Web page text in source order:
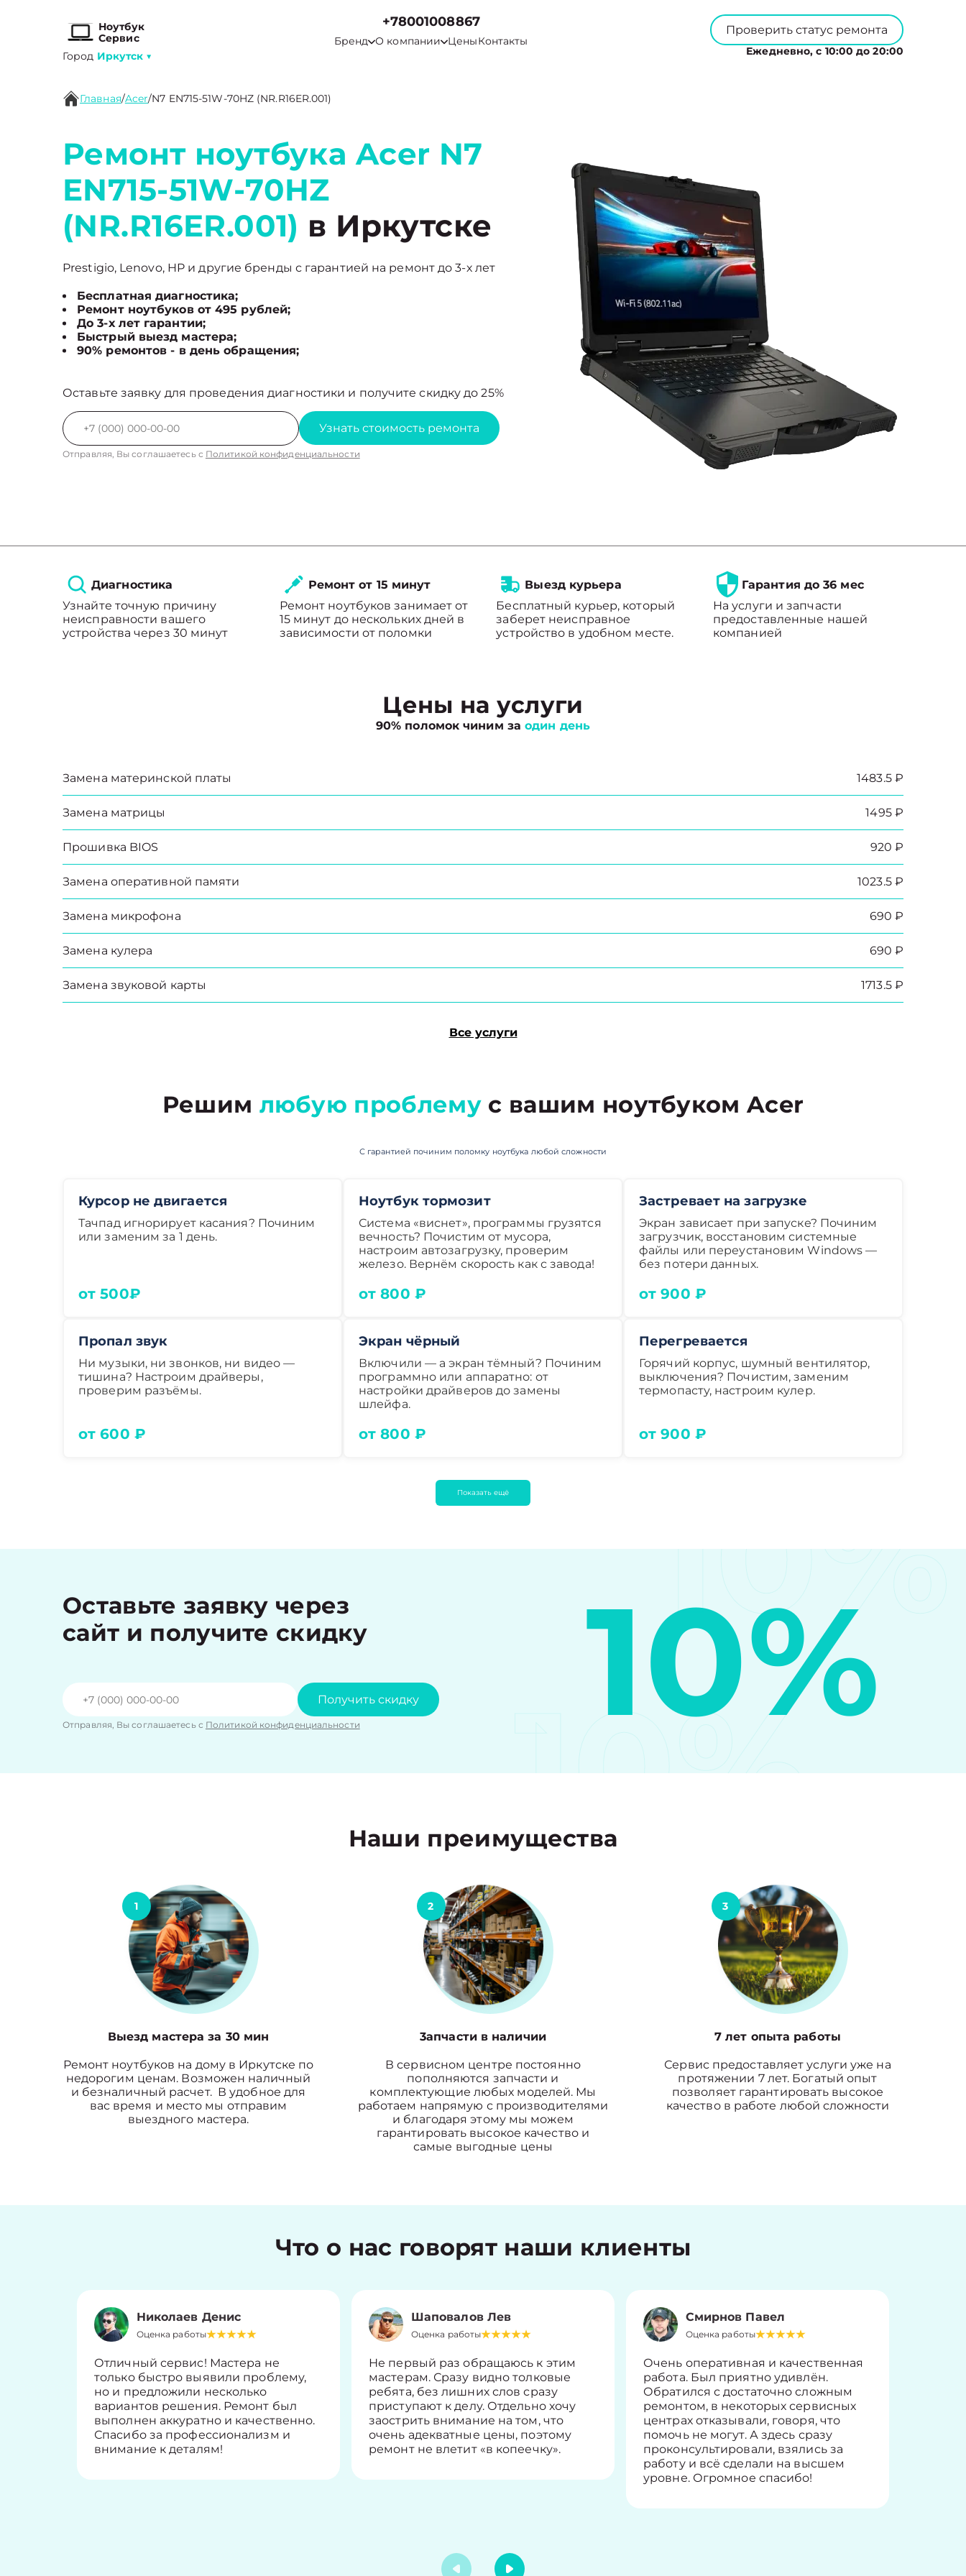
Ноутбук
Сервис
Город Иркутск ▼
+78001008867
Бренд О компании ЦеныКонтакты
Проверить статус ремонта
Ежедневно, с 10:00 до 20:00
Главная/Acer/N7 EN715-51W-70HZ (NR.R16ER.001)
Ремонт ноутбука Acer N7
EN715-51W-70HZ
(NR.R16ER.001) в Иркутске
Prestigio, Lenovo, HP и другие бренды с гарантией на ремонт до 3-х лет
Бесплатная диагностика;
Ремонт ноутбуков от 495 рублей;
До 3-х лет гарантии;
Быстрый выезд мастера;
90% ремонтов - в день обращения;
Оставьте заявку для проведения диагностики и получите скидку до 25%
Узнать стоимость ремонта
Отправляя, Вы соглашаетесь с Политикой конфиденциальности
Диагностика
Узнайте точную причину
неисправности вашего
устройства через 30 минут
Ремонт от 15 минут
Ремонт ноутбуков занимает от
15 минут до нескольких дней в
зависимости от поломки
Выезд курьера
Бесплатный курьер, который
заберет неисправное
устройство в удобном месте.
Гарантия до 36 мес
На услуги и запчасти
предоставленные нашей
компанией
Цены на услуги
90% поломок чиним заодин день
Замена материнской платы 1483.5 ₽
Замена матрицы 1495 ₽
Прошивка BIOS 920 ₽
Замена оперативной памяти 1023.5 ₽
Замена микрофона 690 ₽
Замена кулера 690 ₽
Замена звуковой карты 1713.5 ₽
Все услуги
Решим любую проблему с вашим ноутбуком Acer
С гарантией починим поломку ноутбука любой сложности
Курсор не двигается
Тачпад игнорирует касания? Починим
или заменим за 1 день.
от 500₽
Ноутбук тормозит
Система «виснет», программы грузятся
вечность? Почистим от мусора,
настроим автозагрузку, проверим
железо. Вернём скорость как с завода!
от 800 ₽
Застревает на загрузке
Экран зависает при запуске? Починим
загрузчик, восстановим системные
файлы или переустановим Windows —
без потери данных.
от 900 ₽
Пропал звук
Ни музыки, ни звонков, ни видео —
тишина? Настроим драйверы,
проверим разъёмы.
от 600 ₽
Экран чёрный
Включили — а экран тёмный? Починим
программно или аппаратно: от
настройки драйверов до замены
шлейфа.
от 800 ₽
Перегревается
Горячий корпус, шумный вентилятор,
выключения? Почистим, заменим
термопасту, настроим кулер.
от 900 ₽
Показать ещё
Оставьте заявку через
сайт и получите скидку
Получить скидку
Отправляя, Вы соглашаетесь с Политикой конфиденциальности 10%
10%
10%
Наши преимущества
1
Выезд мастера за 30 мин
Ремонт ноутбуков на дому в Иркутске по
недорогим ценам. Возможен наличный
и безналичный расчет. В удобное для
вас время и место мы отправим
выездного мастера.
2
3апчасти в наличии
В сервисном центре постоянно
пополняются запчасти и
комплектующие любых моделей. Мы
работаем напрямую с производителями
и благодаря этому мы можем
гарантировать высокое качество и
самые выгодные цены
3
7 лет опыта работы
Сервис предоставляет услуги уже на
протяжении 7 лет. Богатый опыт
позволяет гарантировать высокое
качество в работе любой сложности
Что о нас говорят наши клиенты
Николаев Денис
Оценка работы
Отличный сервис! Мастера не
только быстро выявили проблему,
но и предложили несколько
вариантов решения. Ремонт был
выполнен аккуратно и качественно.
Спасибо за профессионализм и
внимание к деталям!
Шаповалов Лев
Оценка работы
Не первый раз обращаюсь к этим
мастерам. Сразу видно толковые
ребята, без лишних слов сразу
приступают к делу. Отдельно хочу
заострить внимание на том, что
очень адекватные цены, поэтому
ремонт не влетит «в копеечку».
Смирнов Павел
Оценка работы
Очень оперативная и качественная
работа. Был приятно удивлён.
Обратился с достаточно сложным
ремонтом, в некоторых сервисных
центрах отказывали, говоря, что
помочь не могут. А здесь сразу
проконсультировали, взялись за
работу и всё сделали на высшем
уровне. Огромное спасибо!